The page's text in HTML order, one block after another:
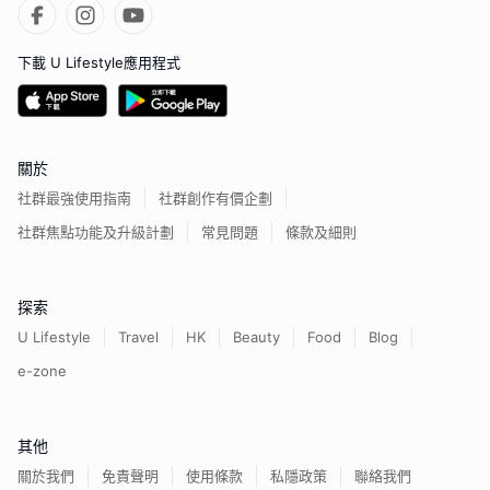
下載 U Lifestyle應用程式
關於
社群最強使用指南
社群創作有價企劃
社群焦點功能及升級計劃
常見問題 條款及細則
探索
U Lifestyle Travel HK Beauty Food
Blog
e-zone
其他
關於我們 免責聲明 使用條款 私隱政策 聯絡我們